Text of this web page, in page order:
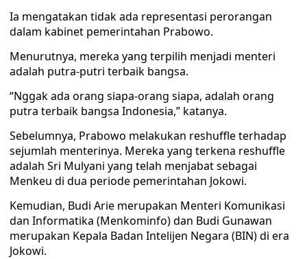
Ia mengatakan tidak ada representasi perorangan
dalam kabinet pemerintahan Prabowo.
Menurutnya, mereka yang terpilih menjadi menteri
adalah putra-putri terbaik bangsa.
“Nggak ada orang siapa-orang siapa, adalah orang
putra terbaik bangsa Indonesia,” katanya.
Sebelumnya, Prabowo melakukan reshuffle terhadap
sejumlah menterinya. Mereka yang terkena reshuffle
adalah Sri Mulyani yang telah menjabat sebagai
Menkeu di dua periode pemerintahan Jokowi.
Kemudian, Budi Arie merupakan Menteri Komunikasi
dan Informatika (Menkominfo) dan Budi Gunawan
merupakan Kepala Badan Intelijen Negara (BIN) di era
Jokowi.